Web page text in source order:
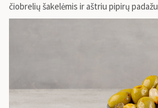
čiobrelių šakelėmis ir aštriu pipirų padažu